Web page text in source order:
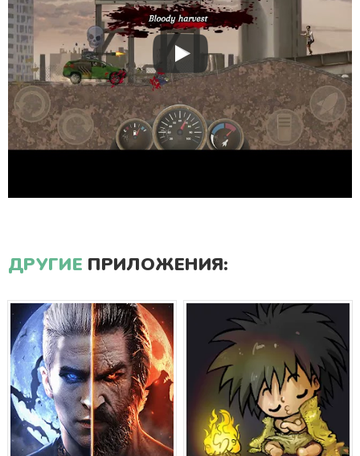
ДРУГИЕ ПРИЛОЖЕНИЯ: